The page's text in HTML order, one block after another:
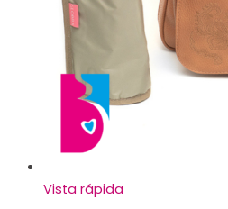
Vista rápida